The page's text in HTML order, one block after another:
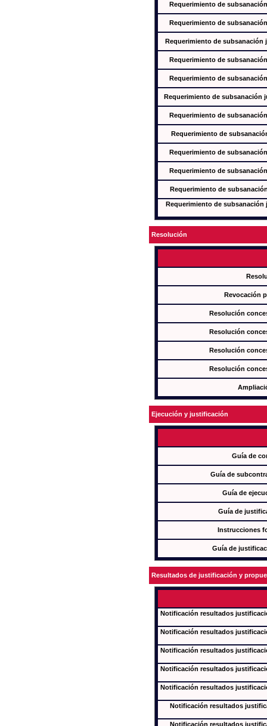
Requerimiento de
Requerimiento de
Requerimiento de subsanación
Requerimiento de
Requerimiento de
Requerimiento de subsanación
Requerimiento de
Requerimiento de
Requerimiento de
Requerimiento de
Requerimiento de
Requerimiento de
Resolución
Revocación
Resolución
Resolución
Resolución
Resolución
Ejecución y justificación
Guía de
Guía de
Guía de
Guía de
Instrucciones
Guía de
Resultados de justificación y
Notificación resultados
Notificación resultados
Notificación resultados
Notificación resultados
Notificación resultados
Notificación resultados
Notificación resultados